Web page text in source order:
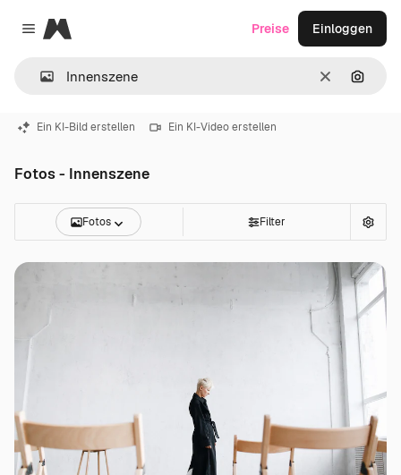
Close menu
Magnific
LöschenNach
Preise Einloggen
Ein KI-Bild erstellen Ein KI-Video erstellen
Fotos - Innenszene
Fotos Filter